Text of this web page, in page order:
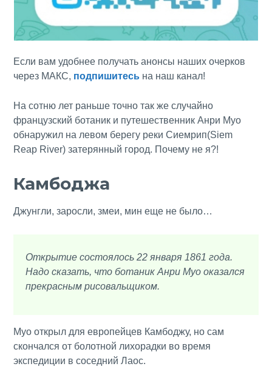
Если вам удобнее получать анонсы наших очерков
через МАКС, подпишитесь на наш канал!
На сотню лет раньше точно так же случайно
французский ботаник и путешественник Анри Муо
обнаружил на левом берегу реки Сиемрип(Siem
Reap River) затерянный город. Почему не я?!
Камбоджа
Джунгли, заросли, змеи, мин еще не было…
Открытие состоялось 22 января 1861 года.
Надо сказать, что ботаник Анри Муо оказался
прекрасным рисовальщиком.
Муо открыл для европейцев Камбоджу, но сам
скончался от болотной лихорадки во время
экспедиции в соседний Лаос.